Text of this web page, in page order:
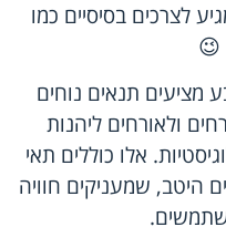
לצרכים בסיסיים כמו
😉
מציעים תנאים נוחים
ולאורחים ליהנות
אלו כוללים תאי
היטב, שמעניקים חוויה